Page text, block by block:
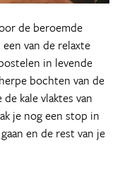
de beroemde
van de relaxte
in levende
bochten van de
kale vlaktes van
je nog een stop in
en de rest van je